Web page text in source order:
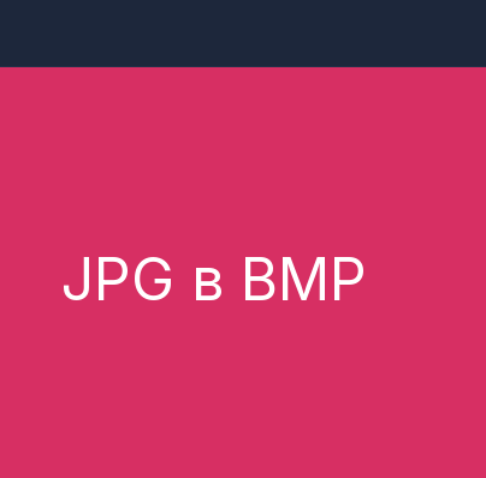
JPG в BMP